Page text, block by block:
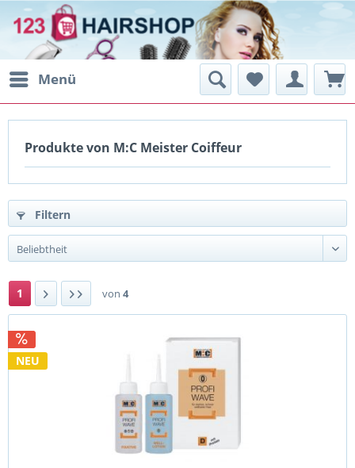
Menü
Produkte von M:C Meister Coiffeur
Filtern
1 von 4
NEU